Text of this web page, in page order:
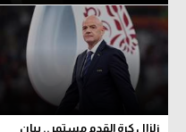
زلزال كرة القدم مستمر.. بيان